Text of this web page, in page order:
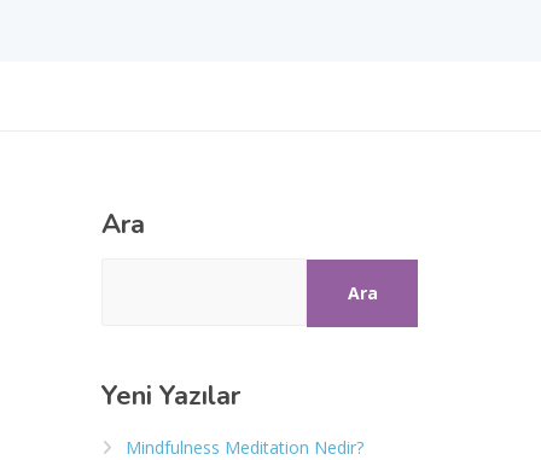
Ara
Ara
Yeni Yazılar
Mindfulness Meditation Nedir?